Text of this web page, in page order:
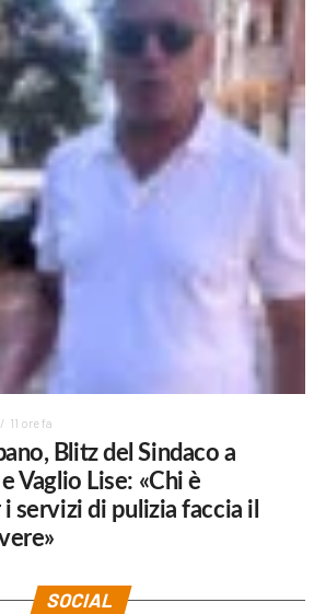
11 ore fa
Blitz del Sindaco a
Vaglio Lise: «Chi è
servizi di pulizia faccia il
SOCIAL